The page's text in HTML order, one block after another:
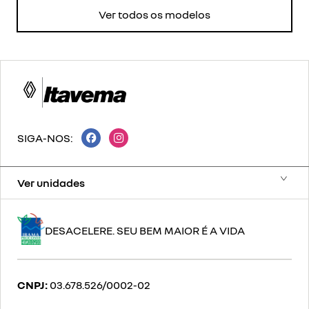
Ver todos os modelos
Ver unidades
SIGA-NOS:
DESACELERE. SEU BEM MAIOR É A VIDA
CNPJ: 03.678.526/0002-02